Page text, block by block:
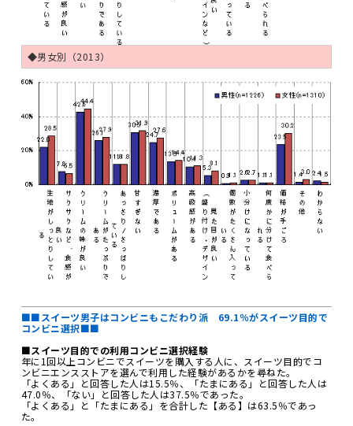
◆男女別（2013）
■■スイーツ男子はコンビニもこだわり派 69.1％がスイーツ目的で
コンビニ選択■■
■スイーツ目的での利用コンビニ選択経験
年に1回以上コンビニでスイーツを購入する人に、スイーツ目的でコ
ンビニエンスストアを選んで利用した経験があるかを尋ねた。
「よくある」と回答した人は15.5％、「たまにある」と回答した人は
47.0％、「ない」と回答した人は37.5％であった。
「よくある」と「たまにある」を合計した【ある】は63.5％であっ
た。